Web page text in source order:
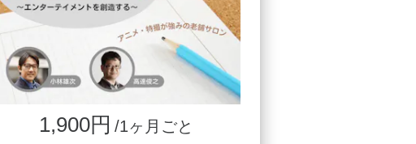
1,900円 /1ヶ月ごと